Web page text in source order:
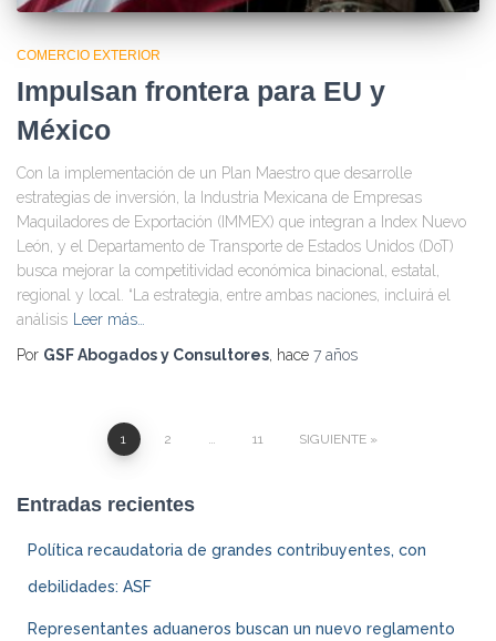
COMERCIO EXTERIOR
Impulsan frontera para EU y
México
Con la implementación de un Plan Maestro que desarrolle
estrategias de inversión, la Industria Mexicana de Empresas
Maquiladores de Exportación (IMMEX) que integran a Index Nuevo
León, y el Departamento de Transporte de Estados Unidos (DoT)
busca mejorar la competitividad económica binacional, estatal,
regional y local. “La estrategia, entre ambas naciones, incluirá el
análisis Leer más…
Por GSF Abogados y Consultores, hace 7 años
Navegación
de
1 2 11 SIGUIENTE
Entradas recientes
Política recaudatoria de grandes contribuyentes, con
debilidades: ASF
Representantes aduaneros buscan un nuevo reglamento